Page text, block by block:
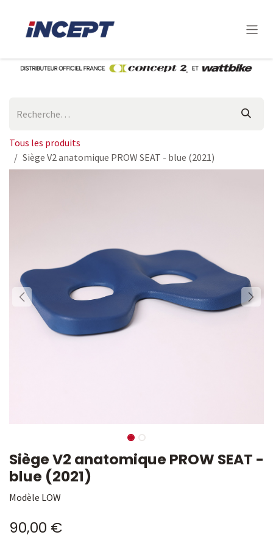
Tous les produits
Siège V2 anatomique PROW SEAT - blue (2021)
Siège V2 anatomique PROW SEAT -
blue (2021)
Modèle LOW
90,00 €